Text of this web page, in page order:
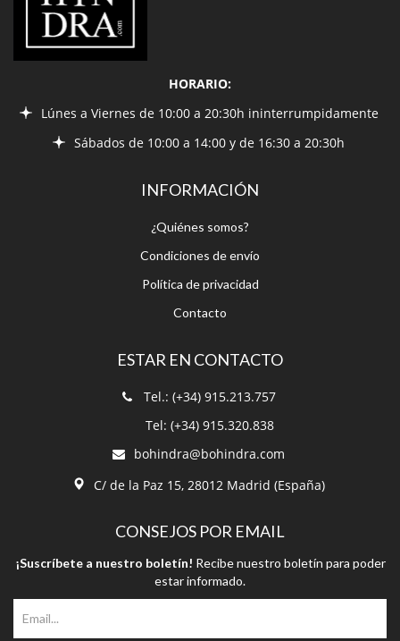
HORARIO:
Lúnes a Viernes de 10:00 a 20:30h ininterrumpidamente
Sábados de 10:00 a 14:00 y de 16:30 a 20:30h
INFORMACIÓN
¿Quiénes somos?
Condiciones de envío
Política de privacidad
Contacto
ESTAR EN CONTACTO
Tel.: (+34) 915.213.757
Tel: (+34) 915.320.838
bohindra@bohindra.com
C/ de la Paz 15, 28012 Madrid (España)
CONSEJOS POR EMAIL
¡Suscríbete a nuestro boletín! Recibe nuestro boletín para poder
estar informado.